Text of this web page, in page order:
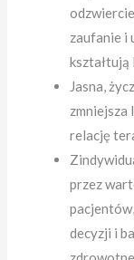
zaufanie i
kształtują
Jasna,
zmniejsza
relację
przez
decyzji i